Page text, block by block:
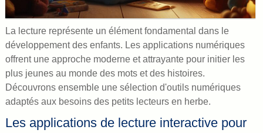
La lecture représente un élément fondamental dans le
développement des enfants. Les applications numériques
offrent une approche moderne et attrayante pour initier les
plus jeunes au monde des mots et des histoires.
Découvrons ensemble une sélection d'outils numériques
adaptés aux besoins des petits lecteurs en herbe.
Les applications de lecture interactive pour